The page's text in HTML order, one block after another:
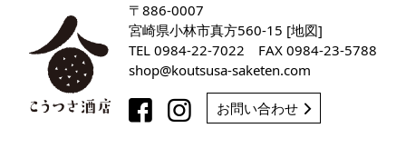
〒886-0007
宮崎県小林市真方560-15 [地図]
TEL 0984-22-7022
FAX 0984-23-5788
shop
koutsusa-saketen com
お問い合わせ